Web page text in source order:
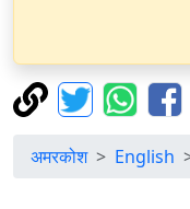
अमरकोश English